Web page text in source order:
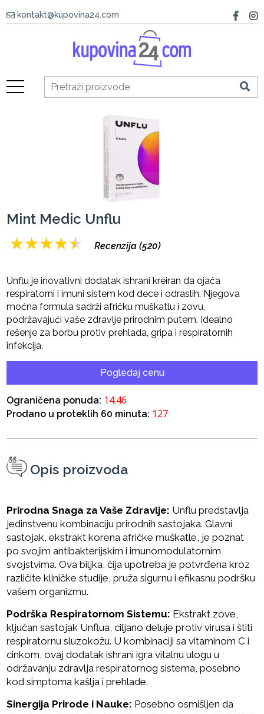
kontakt@kupovina24.com
Mint Medic Unflu
★★★★★ Recenzija (520)
Unflu je inovativni dodatak ishrani kreiran da ojača
respiratorni i imuni sistem kod dece i odraslih. Njegova
moćna formula sadrži afričku muškatlu i zovu,
podržavajući vaše zdravlje prirodnim putem. Idealno
rešenje za borbu protiv prehlada, gripa i respiratornih
infekcija.
Pogledaj cenu
Ograničena ponuda: 14:45
Prodano u proteklih 60 minuta: 127
Opis proizvoda
Prirodna Snaga za Vaše Zdravlje: Unflu predstavlja
jedinstvenu kombinaciju prirodnih sastojaka. Glavni
sastojak, ekstrakt korena afričke muškatle, je poznat
po svojim antibakterijskim i imunomodulatornim
svojstvima. Ova biljka, čija upotreba je potvrđena kroz
različite kliničke studije, pruža sigurnu i efikasnu podršku
vašem organizmu.
Podrška Respiratornom Sistemu: Ekstrakt zove,
ključan sastojak Unflua, ciljano deluje protiv virusa i štiti
respiratornu sluzokožu. U kombinaciji sa vitaminom C i
cinkom, ovaj dodatak ishrani igra vitalnu ulogu u
održavanju zdravlja respiratornog sistema, posebno
kod simptoma kašlja i prehlade.
Sinergija Prirode i Nauke: Posebno osmišljen da